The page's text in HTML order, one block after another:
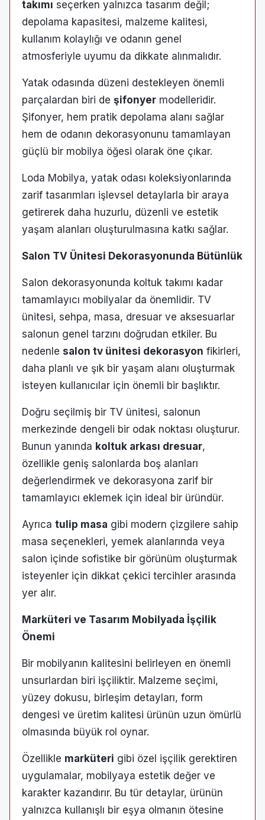
takımı seçerken yalnızca tasarım değil;
depolama kapasitesi, malzeme kalitesi,
kullanım kolaylığı ve odanın genel
atmosferiyle uyumu da dikkate alınmalıdır.
Yatak odasında düzeni destekleyen önemli
parçalardan biri de şifonyer modelleridir.
Şifonyer, hem pratik depolama alanı sağlar
hem de odanın dekorasyonunu tamamlayan
güçlü bir mobilya öğesi olarak öne çıkar.
Loda Mobilya, yatak odası koleksiyonlarında
zarif tasarımları işlevsel detaylarla bir araya
getirerek daha huzurlu, düzenli ve estetik
yaşam alanları oluşturulmasına katkı sağlar.
Salon TV Ünitesi Dekorasyonunda Bütünlük
Salon dekorasyonunda koltuk takımı kadar
tamamlayıcı mobilyalar da önemlidir. TV
ünitesi, sehpa, masa, dresuar ve aksesuarlar
salonun genel tarzını doğrudan etkiler. Bu
nedenle salon tv ünitesi dekorasyon fikirleri,
daha planlı ve şık bir yaşam alanı oluşturmak
isteyen kullanıcılar için önemli bir başlıktır.
Doğru seçilmiş bir TV ünitesi, salonun
merkezinde dengeli bir odak noktası oluşturur.
Bunun yanında koltuk arkası dresuar,
özellikle geniş salonlarda boş alanları
değerlendirmek ve dekorasyona zarif bir
tamamlayıcı eklemek için ideal bir üründür.
Ayrıca tulip masa gibi modern çizgilere sahip
masa seçenekleri, yemek alanlarında veya
salon içinde sofistike bir görünüm oluşturmak
isteyenler için dikkat çekici tercihler arasında
yer alır.
Marküteri ve Tasarım Mobilyada İşçilik
Önemi
Bir mobilyanın kalitesini belirleyen en önemli
unsurlardan biri işçiliktir. Malzeme seçimi,
yüzey dokusu, birleşim detayları, form
dengesi ve üretim kalitesi ürünün uzun ömürlü
olmasında büyük rol oynar.
Özellikle marküteri gibi özel işçilik gerektiren
uygulamalar, mobilyaya estetik değer ve
karakter kazandırır. Bu tür detaylar, ürünün
yalnızca kullanışlı bir eşya olmanın ötesine